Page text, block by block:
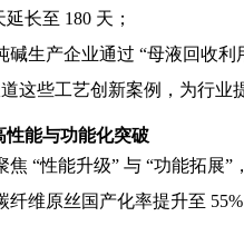
长至 180 天；
碱生产企业通过 “母液回收
这些工艺创新案例，为行业
性能与功能化突破
焦 “性能升级” 与 “功能拓展”
纤维原丝国产化率提升至